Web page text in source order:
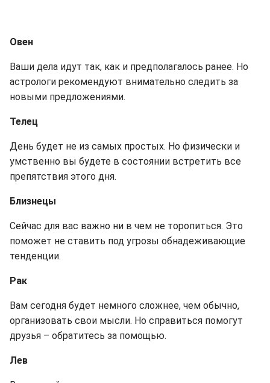
Овен
Ваши дела идут так, как и предполагалось ранее. Но
астрологи рекомендуют внимательно следить за
новыми предложениями.
Телец
День будет не из самых простых. Но физически и
умственно вы будете в состоянии встретить все
препятствия этого дня.
Близнецы
Сейчас для вас важно ни в чем не торопиться. Это
поможет не ставить под угрозы обнадеживающие
тенденции.
Рак
Вам сегодня будет немного сложнее, чем обычно,
организовать свои мысли. Но справиться помогут
друзья – обратитесь за помощью.
Лев